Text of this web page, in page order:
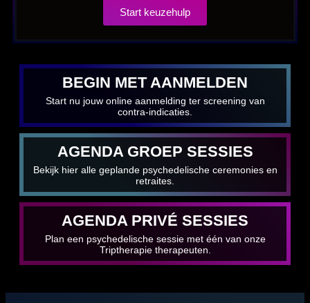
Start keuzehulp
BEGIN MET AANMELDEN
Start nu jouw online aanmelding ter screening van
contra-indicaties.
AGENDA GROEP SESSIES
Bekijk hier alle geplande psychedelische ceremonies en
retraites.
AGENDA PRIVÉ SESSIES
Plan een psychedelische sessie met één van onze
Triptherapie therapeuten.